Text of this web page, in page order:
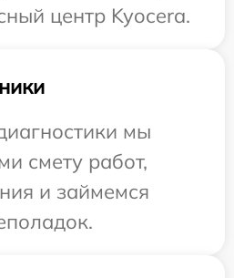
центр Kyocera.
мы
смету работ,
и займемся